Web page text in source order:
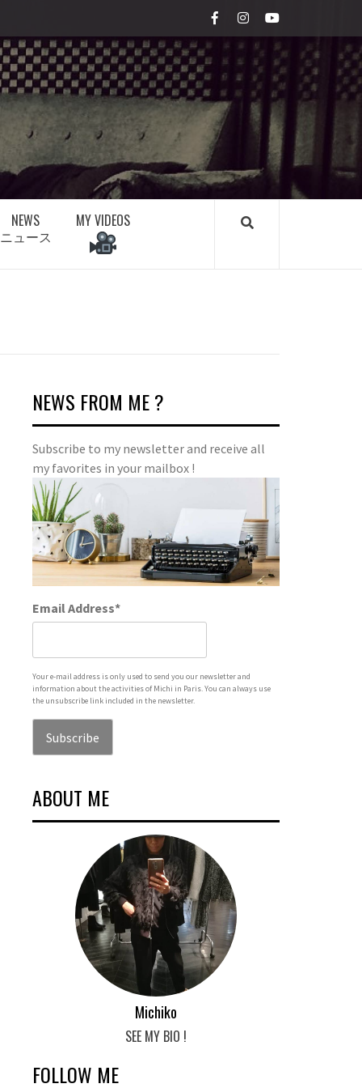
FacebookInstagram
youtube
NEWS
ニュース
MY VIDEOS
NEWS FROM ME ?
Subscribe to my newsletter and receive all
my favorites in your mailbox !
Email Address*
Your e-mail address is only used to send you our newsletter and
information about the activities of Michi in Paris. You can always use
the unsubscribe link included in the newsletter.
ABOUT ME
Michiko
SEE MY BIO !
FOLLOW ME